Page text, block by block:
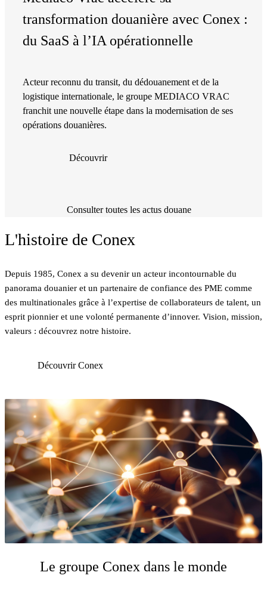
transformation douanière avec Conex :
du SaaS à l’IA opérationnelle
Acteur reconnu du transit, du dédouanement et de la
logistique internationale, le groupe MEDIACO VRAC
franchit une nouvelle étape dans la modernisation de ses
opérations douanières.
Découvrir
Consulter toutes les actus douane
L'histoire de Conex
Depuis 1985, Conex a su devenir un acteur incontournable du
panorama douanier et un partenaire de confiance des PME comme
des multinationales grâce à l’expertise de collaborateurs de talent, un
esprit pionnier et une volonté permanente d’innover. Vision, mission,
valeurs : découvrez notre histoire.
Découvrir Conex
Le groupe Conex dans le monde